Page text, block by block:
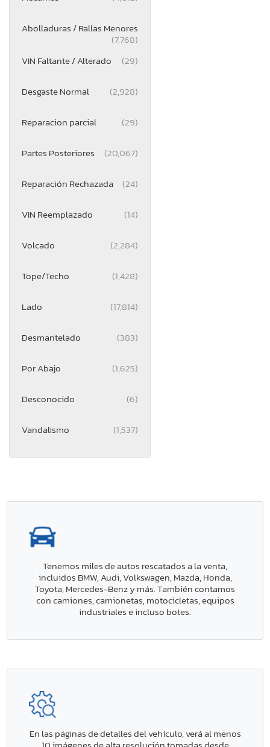
Abolladuras / Rallas Menores
(7,768)
VIN Faltante / Alterado
(29)
Desgaste Normal (2,928)
Reparacion parcial (29)
Partes Posteriores (20,067)
Reparación Rechazada (24)
VIN Reemplazado (14)
Volcado (2,284)
Tope/Techo (1,428)
Lado (17,814)
Desmantelado (383)
Por Abajo (1,625)
Desconocido (6)
Vandalismo (1,537)
Tenemos miles de autos rescatados a la venta,
incluidos BMW, Audi, Volkswagen, Mazda, Honda,
Toyota, Mercedes-Benz y más. También contamos
con camiones, camionetas, motocicletas, equipos
industriales e incluso botes.
En las páginas de detalles del vehículo, verá al menos